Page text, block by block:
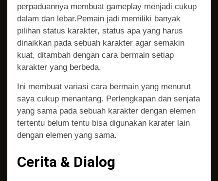
perpaduannya membuat gameplay menjadi cukup
dalam dan lebar.Pemain jadi memiliki banyak
pilihan status karakter, status apa yang harus
dinaikkan pada sebuah karakter agar semakin
kuat, ditambah dengan cara bermain setiap
karakter yang berbeda.
Ini membuat variasi cara bermain yang menurut
saya cukup menantang. Perlengkapan dan senjata
yang sama pada sebuah karakter dengan elemen
tertentu belum tentu bisa digunakan karater lain
dengan elemen yang sama.
Cerita & Dialog